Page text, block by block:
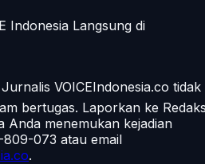
Indonesia Langsung di
Jurnalis VOICEIndonesia.co tidak
bertugas. Laporkan ke
Anda menemukan kejadian
809-073 atau email
.